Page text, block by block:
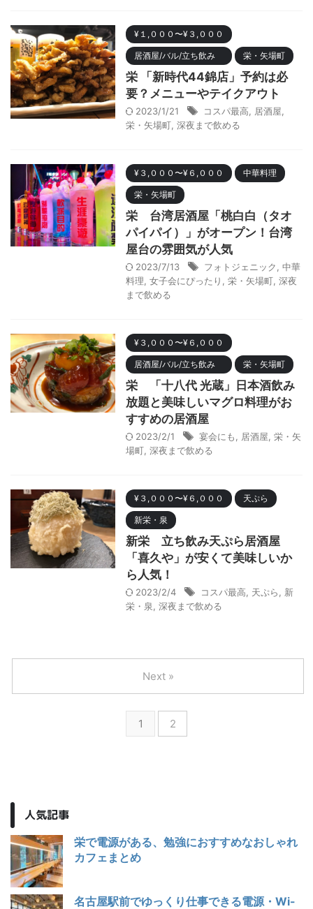
¥１,０００〜¥３,０００
居酒屋/バル/立ち飲み 栄・矢場町
栄 「新時代44錦店」予約は必
要？メニューやテイクアウト
2023/1/21 コスパ最高 居酒屋
栄・矢場町 深夜まで飲める
¥３,０００〜¥６,０００ 中華料理
栄・矢場町
栄 台湾居酒屋「桃白白（タオ
パイパイ）」がオープン！台湾
屋台の雰囲気が人気
2023/7/13 フォトジェニック
中華
料理 女子会にぴったり 栄・矢場町 深夜
まで飲める
¥３,０００〜¥６,０００
居酒屋/バル/立ち飲み 栄・矢場町
栄 「十八代 光蔵」日本酒飲み
放題と美味しいマグロ料理がお
すすめの居酒屋
2023/2/1 宴会にも 居酒屋 栄・矢
場町 深夜まで飲める
¥３,０００〜¥６,０００ 天ぷら
新栄・泉
新栄 立ち飲み天ぷら居酒屋
「喜久や」が安くて美味しいか
ら人気！
2023/2/4 コスパ最高 天ぷら
新
栄・泉
深夜まで飲める
1 2
Next »
人気記事
栄で電源がある、勉強におすすめなおしゃれ
カフェまとめ
名古屋駅前でゆっくり仕事できる電源・Wi-